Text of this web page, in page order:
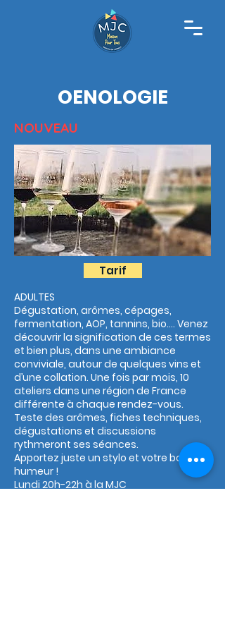
OENOLOGIE
NOUVEAU
Tarif
ADULTES
Dégustation, arômes, cépages,
fermentation, AOP, tannins, bio…. Venez
découvrir la signification de ces termes
et bien plus, dans une ambiance
conviviale, autour de quelques vins et
d’une collation. Une fois par mois, 10
ateliers dans une région de France
différente à chaque rendez-vous.
Teste des arômes, fiches techniques,
dégustations et discussions
rythmeront ses séances.
Apportez juste un stylo et votre bonne
humeur !
Lundi 20h-22h à la MJC